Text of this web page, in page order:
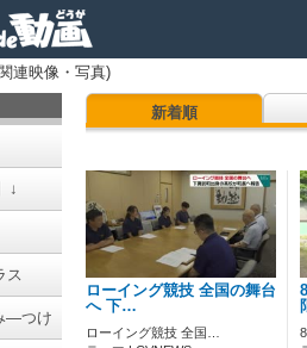
連映像・写真)
↓
ス
―つけ
新着順
ローイング競技 全国の舞台
へ 下…
ローイング競技 全国…